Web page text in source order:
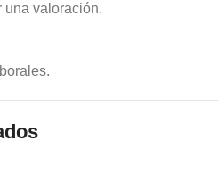
una valoración.